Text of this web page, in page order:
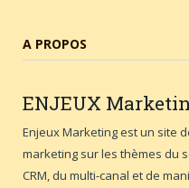
A PROPOS
ENJEUX
Enjeux Marketing est un site
marketing sur les thèmes du
CRM, du multi-canal et de